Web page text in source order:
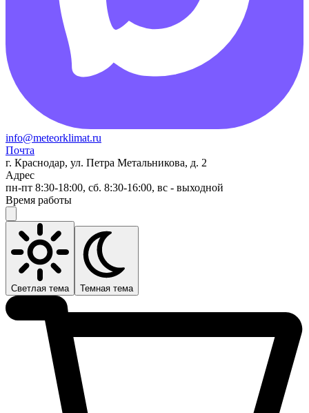
info@meteorklimat.ru
Почта
г. Краснодар, ул. Петра Метальникова, д. 2
Адрес
пн-пт 8:30-18:00, сб. 8:30-16:00, вс - выходной
Время работы
Светлая тема Темная тема